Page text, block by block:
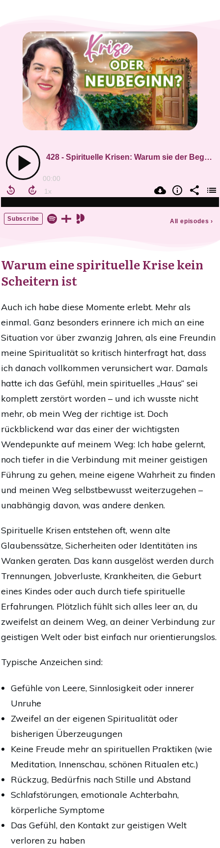
Warum eine spirituelle Krise kein
Scheitern ist
Auch ich habe diese Momente erlebt. Mehr als
einmal. Ganz besonders erinnere ich mich an eine
Situation vor über zwanzig Jahren, als eine Freundin
meine Spiritualität so kritisch hinterfragt hat, dass
ich danach vollkommen verunsichert war. Damals
hatte ich das Gefühl, mein spirituelles „Haus“ sei
komplett zerstört worden – und ich wusste nicht
mehr, ob mein Weg der richtige ist. Doch
rückblickend war das einer der wichtigsten
Wendepunkte auf meinem Weg: Ich habe gelernt,
noch tiefer in die Verbindung mit meiner geistigen
Führung zu gehen, meine eigene Wahrheit zu finden
und meinen Weg selbstbewusst weiterzugehen –
unabhängig davon, was andere denken.
Spirituelle Krisen entstehen oft, wenn alte
Glaubenssätze, Sicherheiten oder Identitäten ins
Wanken geraten. Das kann ausgelöst werden durch
Trennungen, Jobverluste, Krankheiten, die Geburt
eines Kindes oder auch durch tiefe spirituelle
Erfahrungen. Plötzlich fühlt sich alles leer an, du
zweifelst an deinem Weg, an deiner Verbindung zur
geistigen Welt oder bist einfach nur orientierungslos.
Typische Anzeichen sind:
Gefühle von Leere, Sinnlosigkeit oder innerer
Unruhe
Zweifel an der eigenen Spiritualität oder
bisherigen Überzeugungen
Keine Freude mehr an spirituellen Praktiken (wie
Meditation, Innenschau, schönen Ritualen etc.)
Rückzug, Bedürfnis nach Stille und Abstand
Schlafstörungen, emotionale Achterbahn,
körperliche Symptome
Das Gefühl, den Kontakt zur geistigen Welt
verloren zu haben